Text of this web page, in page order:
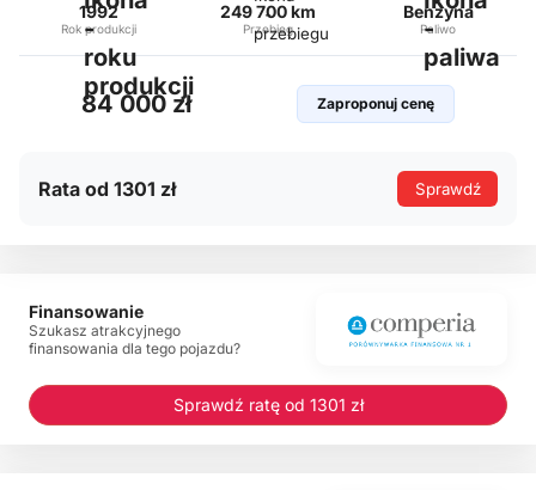
1992
Rok produkcji
249 700 km
Przebieg
Benzyna
Paliwo
84 000 zł Zaproponuj cenę
Rata od 1301 zł Sprawdź
Finansowanie
Szukasz atrakcyjnego
finansowania dla tego pojazdu?
Sprawdź ratę od 1301 zł